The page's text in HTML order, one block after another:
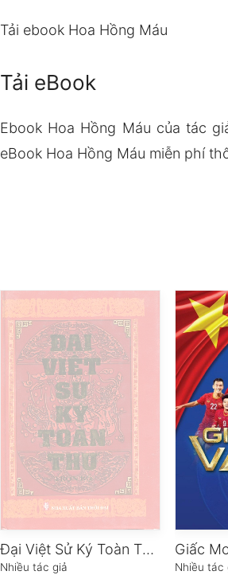
Tải ebook Hoa Hồng Máu
Tải eBook
Ebook Hoa Hồng Máu của tác
eBook Hoa Hồng Máu miễn phí
Đại Việt Sử Ký Toàn Thư
Nhiều tác giả
Giấc
Nhiều tác